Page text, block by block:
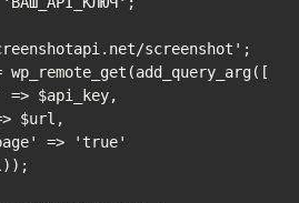
screenshot';